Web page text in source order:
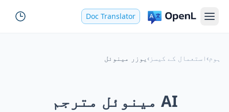
Doc Translator
ہوم›استعمال کے کیسز ›یوزر مینوئل
AI مینوئل مترجم